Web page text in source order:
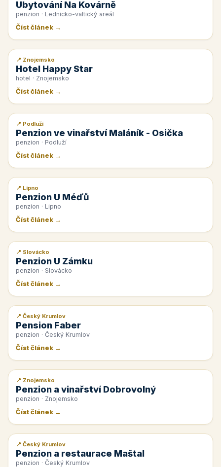
Ubytování Na Kovárně
penzion · Lednicko-valtický areál
Číst článek →
📰 PR článek
📍 Znojemsko
Hotel Happy Star
hotel · Znojemsko
Číst článek →
📰 PR článek
📍 Podluží
Penzion ve vinařství Maláník - Osička
penzion · Podluží
Číst článek →
📰 PR článek
📍 Lipno
Penzion U Méďů
penzion · Lipno
Číst článek →
📰 PR článek
📍 Slovácko
Penzion U Zámku
penzion · Slovácko
Číst článek →
📰 PR článek
📍 Český Krumlov
Pension Faber
penzion · Český Krumlov
Číst článek →
📰 PR článek
📍 Znojemsko
Penzion a vinařství Dobrovolný
penzion · Znojemsko
Číst článek →
📰 PR článek
📍 Český Krumlov
Penzion a restaurace Maštal
penzion · Český Krumlov